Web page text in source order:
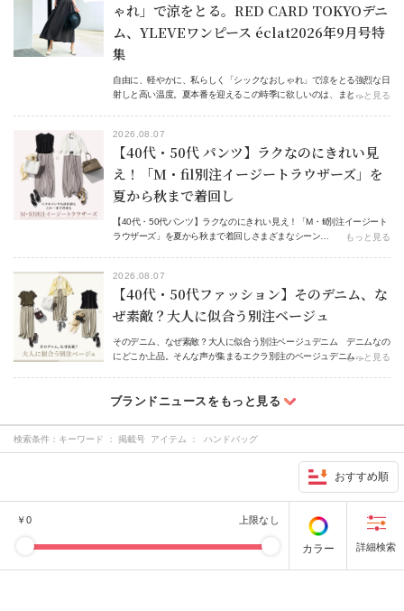
ゃれ」で涼をとる。RED CARD TOKYOデニ
ム、YLEVEワンピース éclat2026年9月号特
集
自由に、軽やかに、私らしく「シックなおしゃれ」で涼をとる強烈な日
射しと高い温度。夏本番を迎えるこの時季に欲しいのは、まと…もっと見る
2026.08.07
【40代・50代 パンツ】ラクなのにきれい見
え！「M・fil別注イージートラウザーズ」を
夏から秋まで着回し
【40代・50代パンツ】ラクなのにきれい見え！「M・fil別注イージート
ラウザーズ」を夏から秋まで着回しさまざまなシーン…
もっと見る
2026.08.07
【40代・50代ファッション】そのデニム、な
ぜ素敵？大人に似合う別注ベージュ
そのデニム、なぜ素敵？大人に似合う別注ベージュデニム デニムなの
にどこか上品。そんな声が集まるエクラ別注のベージュデニム…もっと見る
検索条件： キーワード ： 掲載号 アイテム ： ハンドバッグ
おすすめ順
￥0 上限なし
カラー